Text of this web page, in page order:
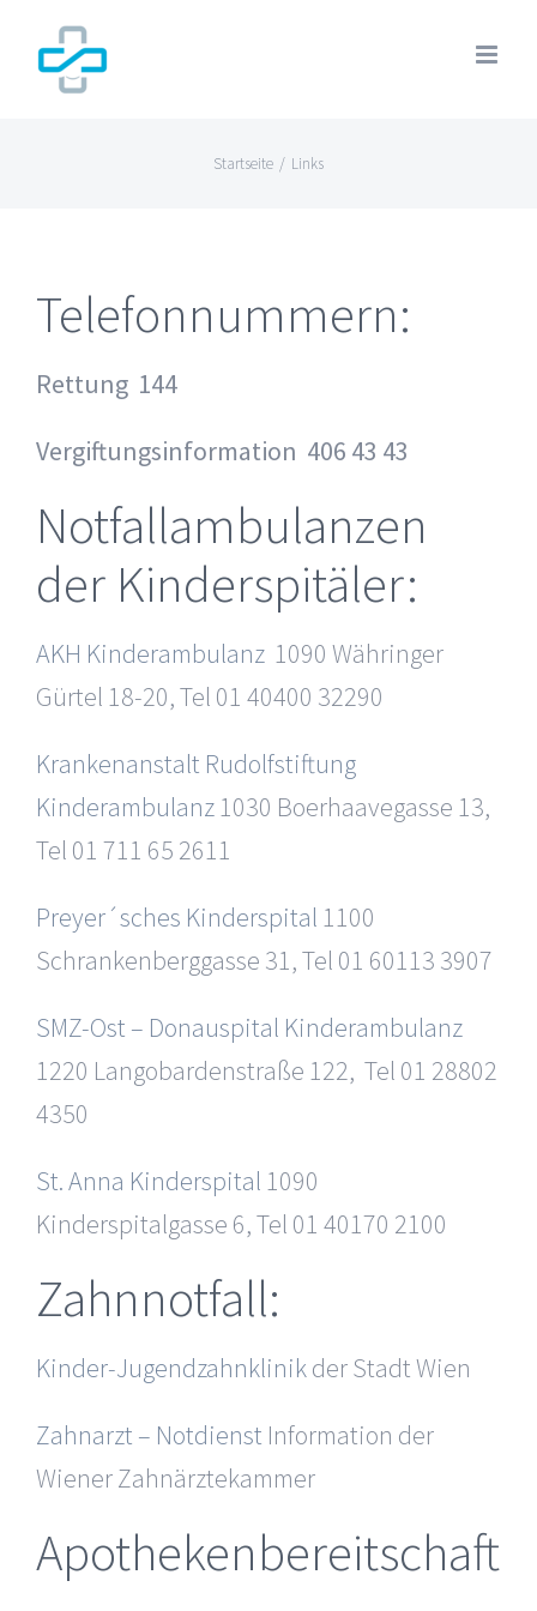
Inhalt
Startseite / Links
Telefonnummern:
Rettung 144
Vergiftungsinformation 406 43 43
Notfallambulanzen
der Kinderspitäler:
AKH Kinderambulanz1090 Währinger
Gürtel 18-20, Tel 01 40400 32290
Krankenanstalt Rudolfstiftung
Kinderambulanz1030 Boerhaavegasse 13,
Tel 01 711 65 2611
Preyer´sches Kinderspital 1100
Schrankenberggasse 31, Tel 01 60113 3907
SMZ-Ost – Donauspital Kinderambulanz
1220 Langobardenstraße 122, Tel 01 28802
4350
St. Anna Kinderspital 1090
Kinderspitalgasse 6, Tel 01 40170 2100
Zahnnotfall:
Kinder-Jugendzahnklinikder Stadt Wien
Zahnarzt – Notdienst Information der
Wiener Zahnärztekammer
Apothekenbereitschaft